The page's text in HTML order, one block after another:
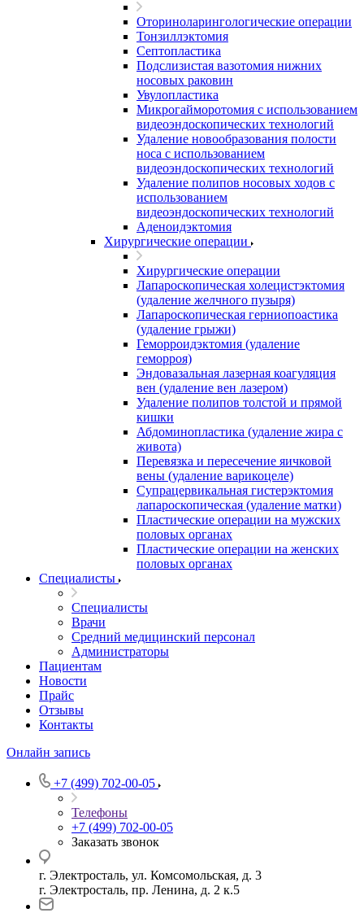
Оториноларингологические операции
Тонзиллэктомия
Септопластика
Подслизистая вазотомия нижних
носовых раковин
Увулопластика
Микрогайморотомия с использованием
видеоэндоскопических технологий
Удаление новообразования полости
носа с использованием
видеоэндоскопических технологий
Удаление полипов носовых ходов с
использованием
видеоэндоскопических технологий
Аденоидэктомия
Хирургические операции
Хирургические операции
Лапароскопическая холецистэктомия
(удаление желчного пузыря)
Лапароскопическая герниопоастика
(удаление грыжи)
Геморроидэктомия (удаление
геморроя)
Эндовазальная лазерная коагуляция
вен (удаление вен лазером)
Удаление полипов толстой и прямой
кишки
Абдоминопластика (удаление жира с
живота)
Перевязка и пересечение яичковой
вены (удаление варикоцеле)
Супрацервикальная гистерэктомия
лапароскопическая (удаление матки)
Пластические операции на мужских
половых органах
Пластические операции на женских
половых органах
Специалисты
Специалисты
Врачи
Средний медицинский персонал
Администраторы
Пациентам
Новости
Прайс
Отзывы
Контакты
Онлайн запись
+7 (499) 702-00-05
Телефоны
+7 (499) 702-00-05
Заказать звонок
г. Электросталь, ул. Комсомольская, д. 3
г. Электросталь, пр. Ленина, д. 2 к.5